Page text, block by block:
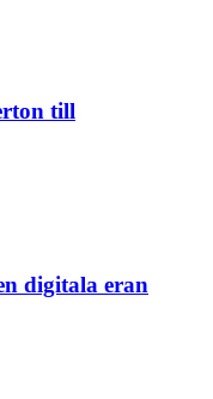
till
digitala eran